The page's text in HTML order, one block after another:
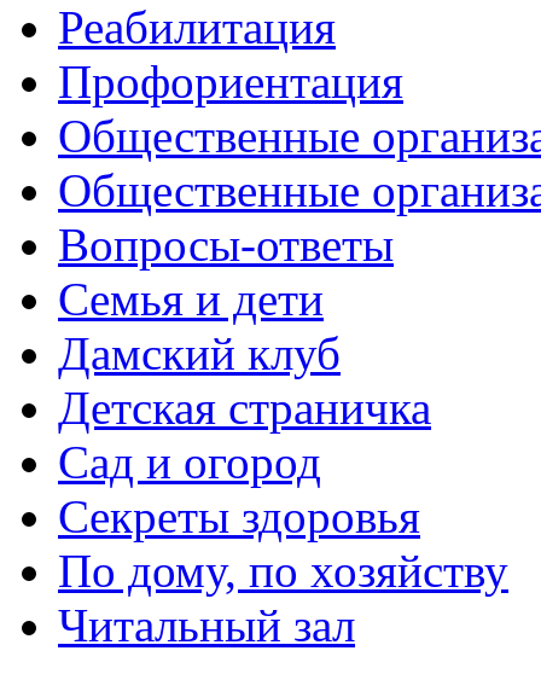
Реабилитация
Профориентация
Общественные
Общественные
Вопросы-ответы
Семья и дети
Дамский клуб
Детская страничка
Сад и огород
Секреты здоровья
По дому, по хозяйству
Читальный зал